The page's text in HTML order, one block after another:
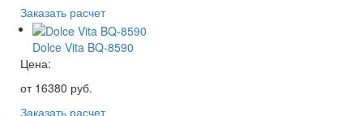
Заказать расчет
Dolce Vita BQ-8590
Цена:
от 16380 руб.
Заказать расчет